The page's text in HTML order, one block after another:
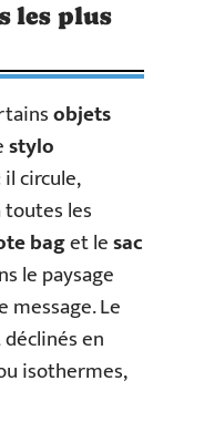
les plus
objets
stylo
circule,
toutes les
baget lesac
le paysage
message. Le
en
isothermes,